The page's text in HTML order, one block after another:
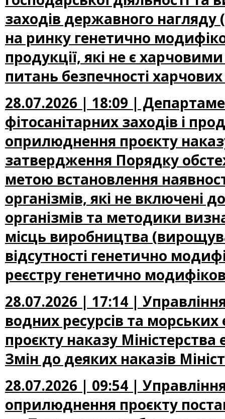
заходів державного
на ринку генетично
продукції, які не є
питань безпечності
28.07.2026 | 18:09 |
фітосанітарних заходів і
оприлюднення проєкту
затвердження Порядку
метою встановлення
організмів, які не включені
організмів та методики
місць виробництва
відсутності генетично
реєстру генетично
28.07.2026 | 17:14 |
водних ресурсів та
проєкту наказу
Змін до деяких наказів
28.07.2026 | 09:54 |
оприлюднення проєкту